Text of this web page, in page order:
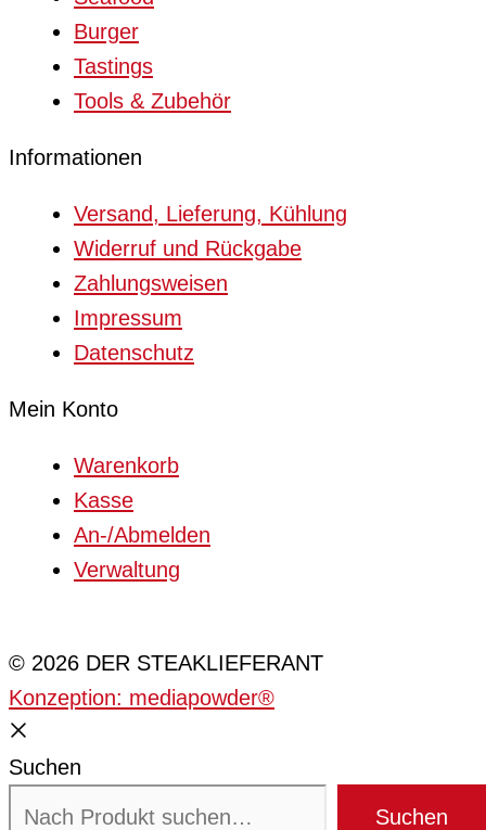
Burger
Tastings
Tools & Zubehör
Informationen
Versand, Lieferung, Kühlung
Widerruf und Rückgabe
Zahlungsweisen
Impressum
Datenschutz
Mein Konto
Warenkorb
Kasse
An-/Abmelden
Verwaltung
© 2026 DER STEAKLIEFERANT
Konzeption: mediapowder®
Suchen
Suchen